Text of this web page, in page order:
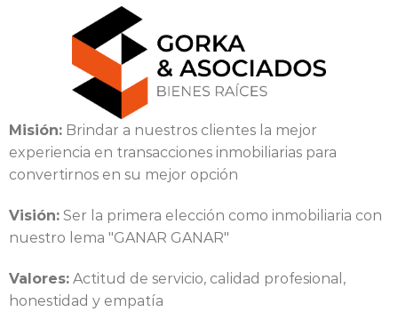
Misión: Brindar a nuestros clientes la mejor
experiencia en transacciones inmobiliarias para
convertirnos en su mejor opción
Visión: Ser la primera elección como inmobiliaria con
nuestro lema "GANAR GANAR"
Valores: Actitud de servicio, calidad profesional,
honestidad y empatía